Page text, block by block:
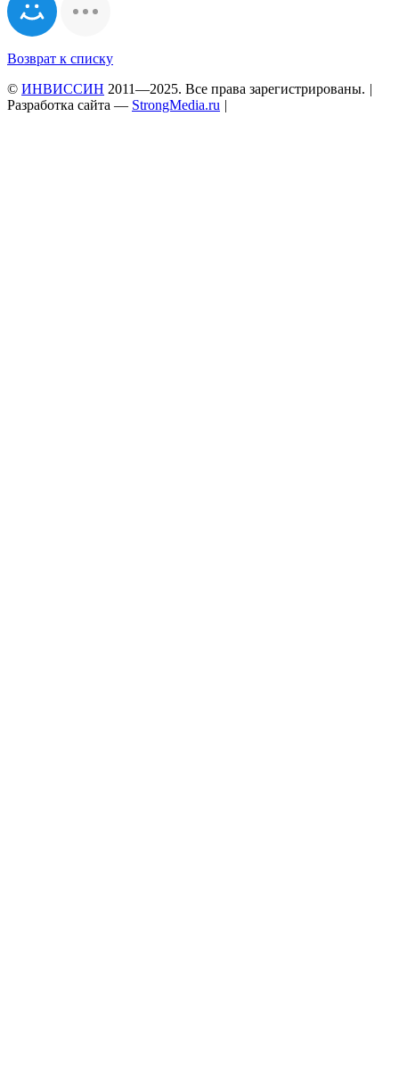
Возврат к списку
© ИНВИССИН 2011—2025. Все права зарегистрированы. |
Разработка сайта — StrongMedia.ru |